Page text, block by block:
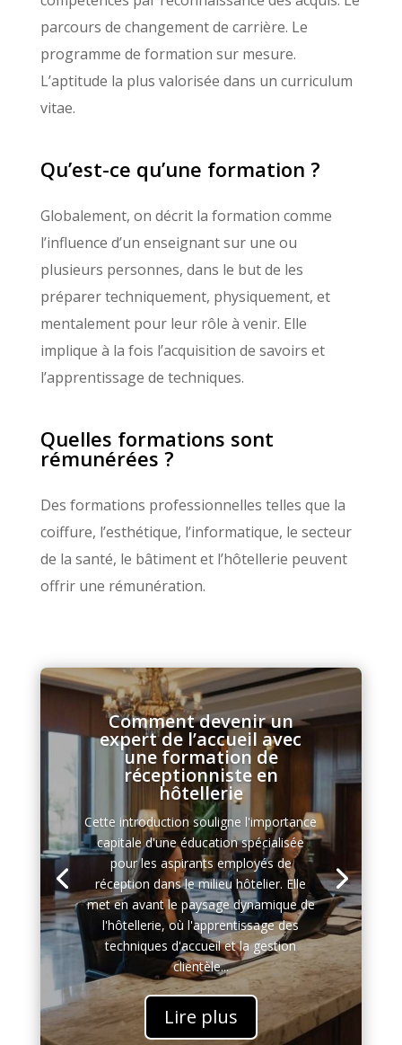
parcours de changement de carrière. Le
programme de formation sur mesure.
L’aptitude la plus valorisée dans un curriculum
vitae.
Qu’est-ce qu’une formation ?
Globalement, on décrit la formation comme
l’influence d’un enseignant sur une ou
plusieurs personnes, dans le but de les
préparer techniquement, physiquement, et
mentalement pour leur rôle à venir. Elle
implique à la fois l’acquisition de savoirs et
l’apprentissage de techniques.
Quelles formations sont
rémunérées ?
Des formations professionnelles telles que la
coiffure, l’esthétique, l’informatique, le secteur
de la santé, le bâtiment et l’hôtellerie peuvent
offrir une rémunération.
Comment devenir un
expert de l’accueil avec
une formation de
réceptionniste en
hôtellerie
Cette introduction souligne l'importance
capitale d'une éducation spécialisée
pour les aspirants employés de
réception dans le milieu hôtelier. Elle
met en avant le paysage dynamique de
l'hôtellerie, où l'apprentissage des
techniques d'accueil et la gestion
clientèle...
Lire plus